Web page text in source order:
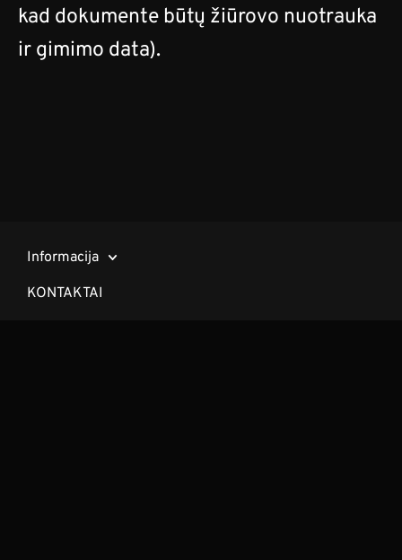
kad dokumente būtų žiūrovo nuotrauka
ir gimimo data).
Informacija
KONTAKTAI